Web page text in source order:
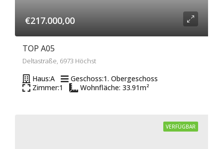
€217.000,00
TOP A05
Deltastraße, 6973 Höchst
Haus:A Geschoss:1. Obergeschoss
Zimmer:1 Wohnfläche: 33.91m²
VERFÜGBAR